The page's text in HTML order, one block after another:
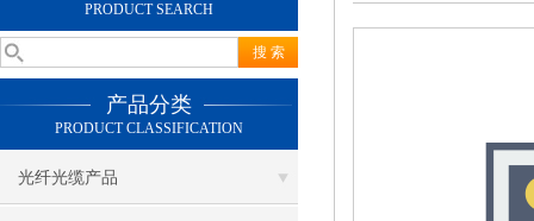
PRODUCT SEARCH
产品分类
PRODUCT CLASSIFICATION
光纤光缆产品